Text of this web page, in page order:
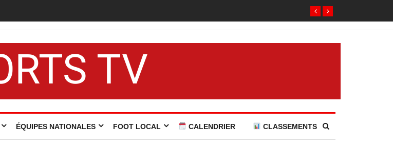
TV
ÉQUIPES NATIONALES FOOT LOCAL CALENDRIER CLASSEMENTS